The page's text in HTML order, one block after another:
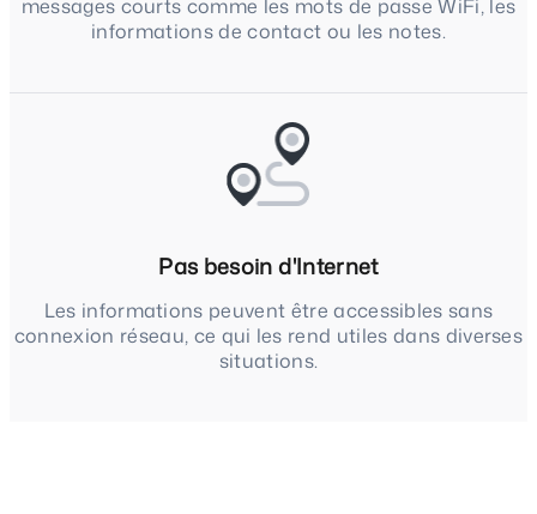
messages courts comme les mots de passe WiFi, les
informations de contact ou les notes.
Pas besoin d'Internet
Les informations peuvent être accessibles sans
connexion réseau, ce qui les rend utiles dans diverses
situations.